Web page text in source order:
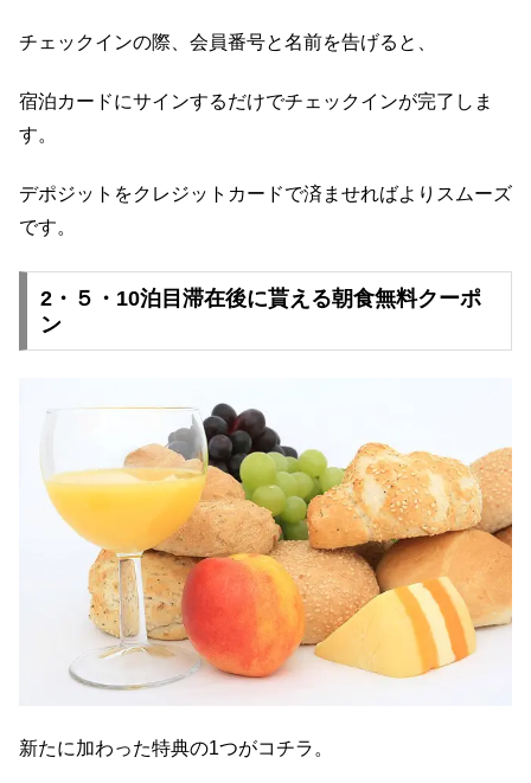
チェックインの際、会員番号と名前を告げると、
宿泊カードにサインするだけでチェックインが完了しま
す。
デポジットをクレジットカードで済ませればよりスムーズ
です。
2・５・10泊目滞在後に貰える朝食無料クーポ
ン
新たに加わった特典の1つがコチラ。